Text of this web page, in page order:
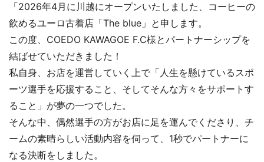
「2026年4月に川越にオープンいたしました、コーヒーの
飲めるユーロ古着店「The blue」と申します。
この度、COEDO KAWAGOE F.C様とパートナーシップを
結ばせていただきました！
私自身、お店を運営していく上で「人生を懸けているスポ
ーツ選手を応援すること、そしてそんな方々をサポートす
ること」が夢の一つでした。
そんな中、偶然選手の方がお店に足を運んでくださり、チ
ームの素晴らしい活動内容を伺って、1秒でパートナーに
なる決断をしました。